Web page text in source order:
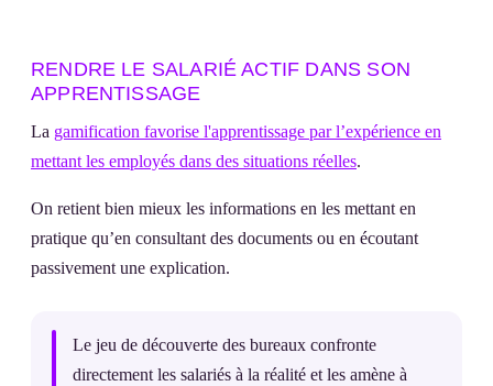
RENDRE LE SALARIÉ ACTIF DANS SON
APPRENTISSAGE
La gamification favorise l'apprentissage par l’expérience en
mettant les employés dans des situations réelles.
On retient bien mieux les informations en les mettant en
pratique qu’en consultant des documents ou en écoutant
passivement une explication.
Le jeu de découverte des bureaux confronte
directement les salariés à la réalité et les amène à